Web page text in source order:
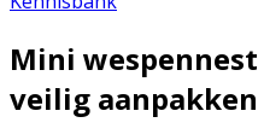
Mini
veilig aanpakken